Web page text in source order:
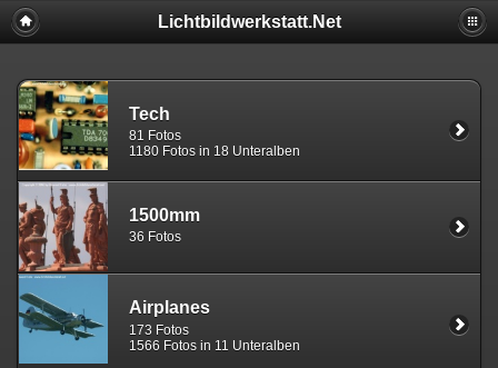
Lichtbildwerkstatt.Net
Tech
81 Fotos
1180 Fotos in 18 Unteralben
1500mm
36 Fotos
Airplanes
173 Fotos
1566 Fotos in 11 Unteralben